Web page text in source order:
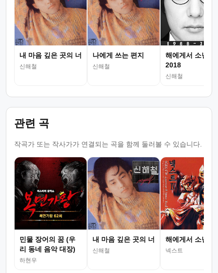
내 마음 깊은 곳의 너
신해철
나에게 쓰는 편지
신해철
해에게서 소년에
2018
신해철
관련 곡
작곡가 또는 작사가가 연결되는 곡을 함께 둘러볼 수 있습니다.
민물 장어의 꿈 (우
리 동네 음악 대장)
하현우
내 마음 깊은 곳의 너
신해철
해에게서 소년에
넥스트